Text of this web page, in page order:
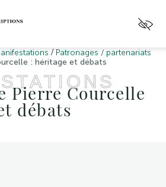
/ Patronages / partenariats
: héritage et débats
Pierre Courcelle
débats